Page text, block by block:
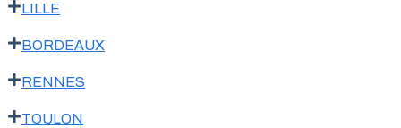
LILLE
BORDEAUX
RENNES
TOULON